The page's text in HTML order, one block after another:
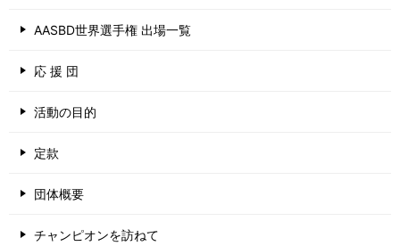
AASBD世界選手権 出場一覧
応 援 団
活動の目的
定款
団体概要
チャンピオンを訪ねて